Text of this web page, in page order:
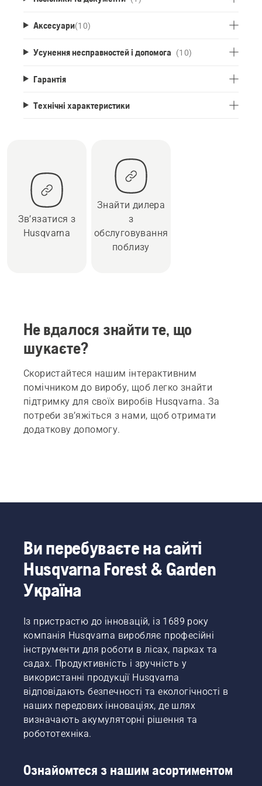
Аксесуари(10)
Усунення несправностей і допомога (10)
Гарантія
Технічні характеристики
Зв’язатися з
Husqvarna
Знайти дилера
з
обслуговування
поблизу
Не вдалося знайти те, що
шукаєте?
Скористайтеся нашим інтерактивним
помічником до виробу, щоб легко знайти
підтримку для своїх виробів Husqvarna. За
потреби зв’яжіться з нами, щоб отримати
додаткову допомогу.
Ви перебуваєте на сайті
Husqvarna Forest & Garden
Україна
Із пристрастю до інновацій, із 1689 року
компанія Husqvarna виробляє професійні
інструменти для роботи в лісах, парках та
садах. Продуктивність і зручність у
використанні продукції Husqvarna
відповідають безпечності та екологічності в
наших передових інноваціях, де шлях
визначають акумуляторні рішення та
робототехніка.
Ознайомтеся з нашим асортиментом